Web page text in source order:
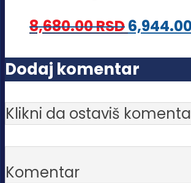
8,680.00RSD
Dodaj komentar
Klikni da ostaviš
Komentar